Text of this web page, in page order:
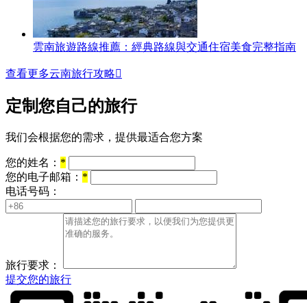
雲南旅遊路線推薦：經典路線與交通住宿美食完整指南
查看更多云南旅行攻略
定制您自己的旅行
我们会根据您的需求，提供最适合您方案
您的姓名： *
您的电子邮箱： *
电话号码：
旅行要求：
提交您的旅行